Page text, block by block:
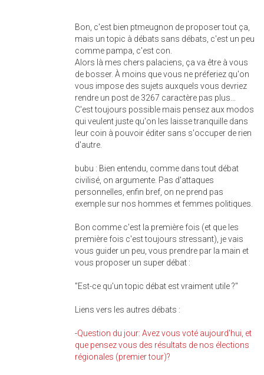
Bon, c'est bien ptmeugnon de proposer tout ça,
mais un topic à débats sans débats, c'est un peu
comme pampa, c'est con.
Alors là mes chers palaciens, ça va être à vous
de bosser. À moins que vous ne préferiez qu'on
vous impose des sujets auxquels vous devriez
rendre un post de 3267 caractère pas plus...
C'est toujours possible mais pensez aux modos
qui veulent juste qu'on les laisse tranquille dans
leur coin à pouvoir éditer sans s'occuper de rien
d'autre.
bubu : Bien entendu, comme dans tout débat
civilisé, on argumente. Pas d'attaques
personnelles, enfin bref, on ne prend pas
exemple sur nos hommes et femmes politiques.
Bon comme c'est la première fois (et que les
première fois c'est toujours stressant), je vais
vous guider un peu, vous prendre par la main et
vous proposer un super débat :
"Est-ce qu'un topic débat est vraiment utile ?"
Liens vers les autres débats :
-Question du jour: Avez vous voté aujourd'hui, et
que pensez vous des résultats de nos élections
régionales (premier tour)?